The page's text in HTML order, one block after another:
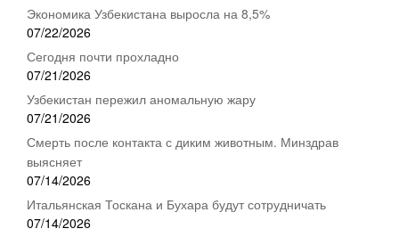
Экономика Узбекистана выросла на 8,5%
07/22/2026
Сегодня почти прохладно
07/21/2026
Узбекистан пережил аномальную жару
07/21/2026
Смерть после контакта с диким животным. Минздрав
выясняет
07/14/2026
Итальянская Тоскана и Бухара будут сотрудничать
07/14/2026